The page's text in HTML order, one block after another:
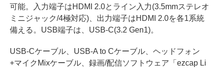
可能。入力端子はHDMI 2.0とライン入力(3.5mmステレオ
ミニジャック/4極対応)、出力端子はHDMI 2.0を各1系統
備える。USB端子は、USB-C(3.2 Gen1)。
USB-Cケーブル、USB-A to Cケーブル、ヘッドフォン
+マイクMixケーブル、録画/配信ソフトウェア「ezcap Li